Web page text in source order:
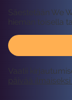
Säestetään We
hieman toisella
Vaatii
päivää